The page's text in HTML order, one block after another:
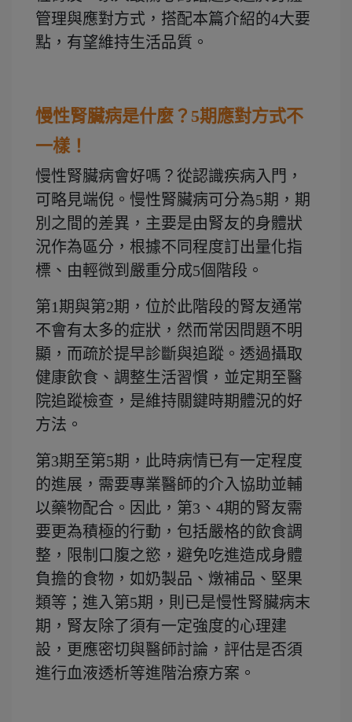
管理與應對方式，搭配本篇介紹的4大要
點，有望維持生活品質。
慢性腎臟病是什麼？5期應對方式不
一樣！
慢性腎臟病會好嗎？從認識疾病入門，
可略見端倪。慢性腎臟病可分為5期，期
別之間的差異，主要是由腎友的身體狀
況作為區分，根據不同程度訂出量化指
標、由輕微到嚴重分成5個階段。
第1期與第2期，位於此階段的腎友通常
不會有太多的症狀，然而常因問題不明
顯，而疏於提早診斷與追蹤。透過攝取
健康飲食、調整生活習慣，並定期至醫
院追蹤檢查，是維持關鍵時期體況的好
方法。
第3期至第5期，此時病情已有一定程度
的進展，需要專業醫師的介入協助並輔
以藥物配合。因此，第3、4期的腎友需
要更為積極的行動，包括嚴格的飲食調
整，限制口腹之慾，避免吃進造成身體
負擔的食物，如奶製品、燉補品、堅果
類等；進入第5期，則已是慢性腎臟病末
期，腎友除了須有一定強度的心理建
設，更應密切與醫師討論，評估是否須
進行血液透析等進階治療方案。